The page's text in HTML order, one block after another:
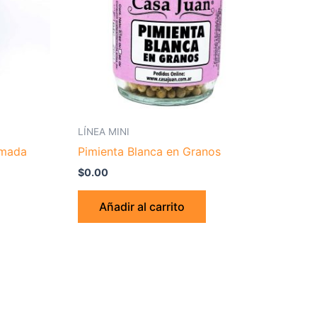
LÍNEA MINI
Pimienta Blanca en Granos
$0.00
Añadir al carrito